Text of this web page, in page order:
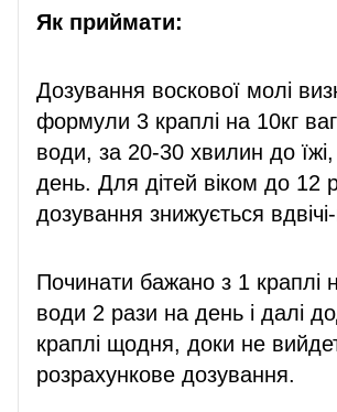
Як приймати:
Дозування воскової молі
формули 3 краплі на 10кг
води, за 20-30 хвилин до
день. Для дітей віком до 12
дозування знижується вдвічі-
Починати бажано з 1 краплі
води 2 рази на день і далі
краплі щодня, доки не
розрахункове дозування.